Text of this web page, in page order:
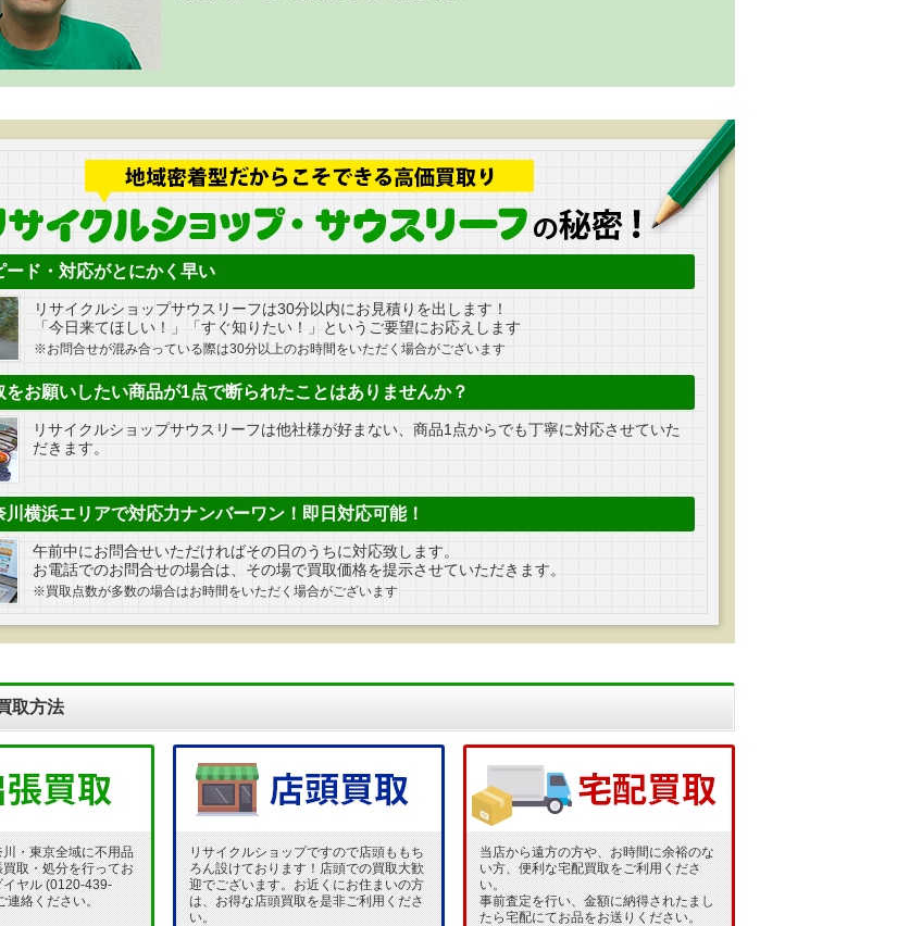
ード・対応がとにかく早い
リサイクルショップサウスリーフは30分以内にお見積りを出します！
「今日来てほしい！」「すぐ知りたい！」というご要望にお応えします
※お問合せが混み合っている際は30分以上のお時間をいただく場合がございます
をお願いしたい商品が1点で断られたことはありませんか？
リサイクルショップサウスリーフは他社様が好まない、商品1点からでも丁寧に対応させていた
だきます。
川横浜エリアで対応力ナンバーワン！即日対応可能！
午前中にお問合せいただければその日のうちに対応致します。
お電話でのお問合せの場合は、その場で買取価格を提示させていただきます。
※買取点数が多数の場合はお時間をいただく場合がございます
取方法
・東京全域に不用品
取・処分を行ってお
ヤル (0120-439-
連絡ください。
リサイクルショップですので店頭ももち
ろん設けております！店頭での買取大歓
迎でございます。お近くにお住まいの方
は、お得な店頭買取を是非ご利用くださ
い。
当店から遠方の方や、お時間に余裕のな
い方、便利な宅配買取をご利用くださ
い。
事前査定を行い、金額に納得されたまし
たら宅配にてお品をお送りください。